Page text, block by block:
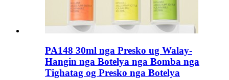
PA148 30ml nga Presko ug Walay-
Hangin nga Botelya nga Bomba nga
Tighatag og Presko nga Botelya